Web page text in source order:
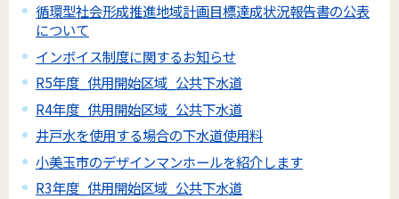
循環型社会形成推進地域計画目標達成状況報告書の公表
について
インボイス制度に関するお知らせ
R5年度_供用開始区域_公共下水道
R4年度_供用開始区域_公共下水道
井戸水を使用する場合の下水道使用料
小美玉市のデザインマンホールを紹介します
R3年度_供用開始区域_公共下水道